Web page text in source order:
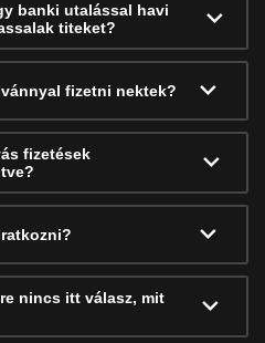
banki utalással havi
titeket?
fizetni nektek?
fizetések
nincs itt válasz, mit